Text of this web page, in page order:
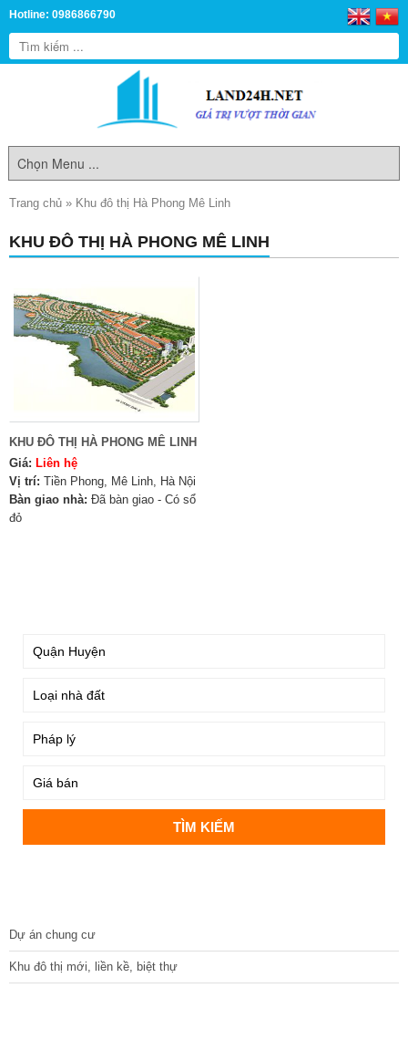
Hotline: 0986866790
Trang chủ » Khu đô thị Hà Phong Mê Linh
KHU ĐÔ THỊ HÀ PHONG MÊ LINH
KHU ĐÔ THỊ HÀ PHONG MÊ LINH
Giá: Liên hệ
Vị trí: Tiền Phong, Mê Linh, Hà Nội
Bàn giao nhà: Đã bàn giao - Có sổ
đỏ
Dự án chung cư
Khu đô thị mới, liền kề, biệt thự